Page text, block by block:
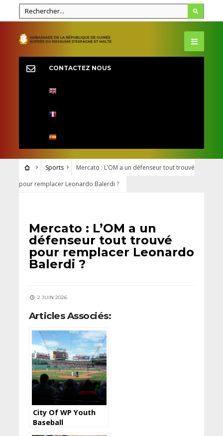
CONTACTEZ NOUS
Sports
Mercato : L’OM a un défenseur tout trouvé
pour remplacer Leonardo Balerdi ?
Mercato : L’OM a un
défenseur tout trouvé
pour remplacer Leonardo
Balerdi ?
2 JUIN 2026
Articles Associés:
City Of WP Youth
Baseball